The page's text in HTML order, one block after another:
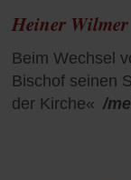
Heiner Wilmer
Beim Wechsel
Bischof seinen
der Kirche« /